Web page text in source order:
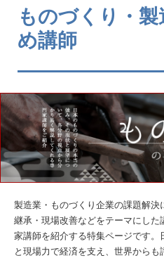
ものづくり・
め講師
製造業・ものづくり企業の課題解
継承・現場改善などをテーマにし
家講師を紹介する特集ページです
と現場力で経済を支え、世界から